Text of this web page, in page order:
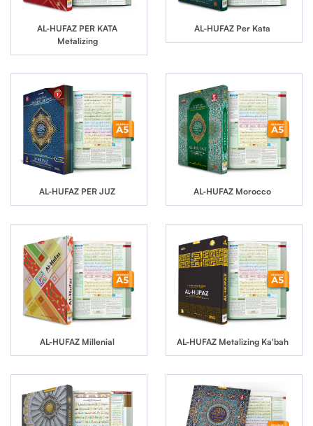
AL-HUFAZ PER KATA
Metalizing
AL-HUFAZ Per Kata
AL-HUFAZ PER JUZ AL-HUFAZ Morocco
AL-HUFAZ Millenial AL-HUFAZ Metalizing Ka'bah